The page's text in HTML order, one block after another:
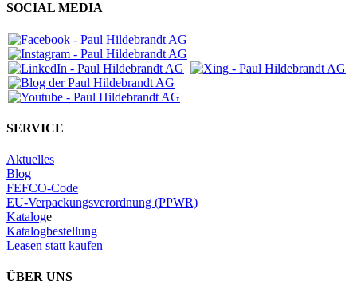
SOCIAL MEDIA
SERVICE
Aktuelles
Blog
FEFCO-Code
EU-Verpackungsverordnung (PPWR)
Kataloge
Katalogbestellung
Leasen statt kaufen
ÜBER UNS